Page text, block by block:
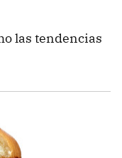
las tendencias